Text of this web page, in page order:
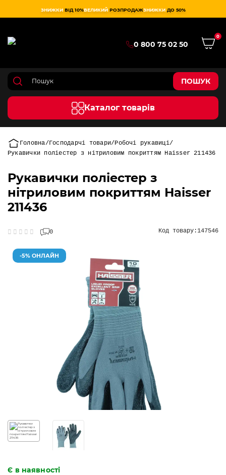
ЗНИЖКИ ВІД 10%ВЕЛИКИЙ РОЗПРОДАЖЗНИЖКИ ДО 50%
0 800 75 02 50
0
ПОШУК
Каталог товарів
Головна Господарчі товари Робочі рукавиці
Рукавички поліестер з нітриловим покриттям Haisser 211436
Рукавички поліестер з
нітриловим покриттям Haisser
211436
0 Код товару:147546
-5% ОНЛАЙН
Є в наявності